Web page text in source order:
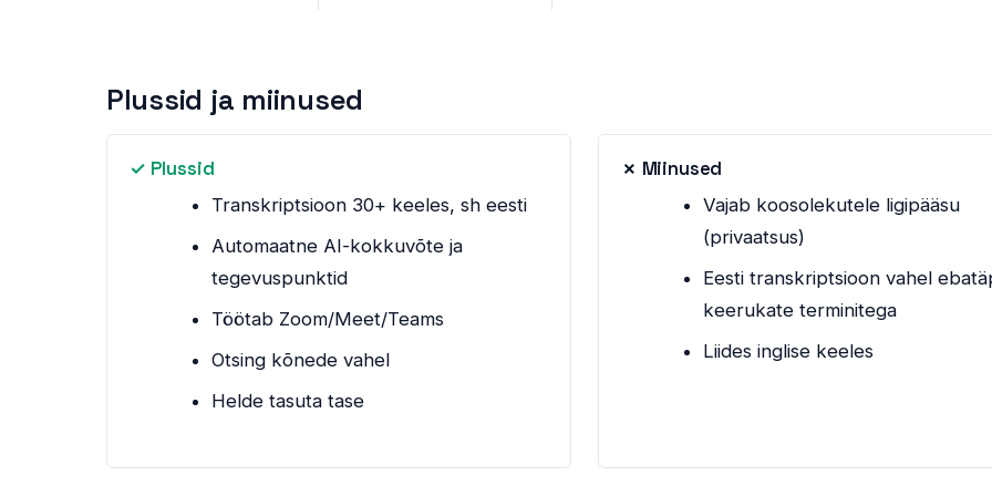
Plussid ja miinused
✓ Plussid
Transkriptsioon 30+ keeles, sh eesti
Automaatne AI-kokkuvõte ja
tegevuspunktid
Töötab Zoom/Meet/Teams
Otsing kõnede vahel
Helde tasuta tase
✗ Miinused
Vajab koosolekutele ligipääsu
(privaatsus)
Eesti transkriptsioon vahel
keerukate terminitega
Liides inglise keeles